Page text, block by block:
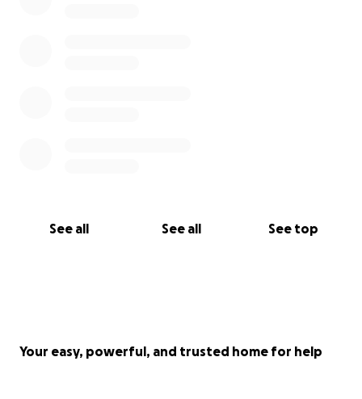
See all See all See top
Your easy, powerful, and trusted home for help